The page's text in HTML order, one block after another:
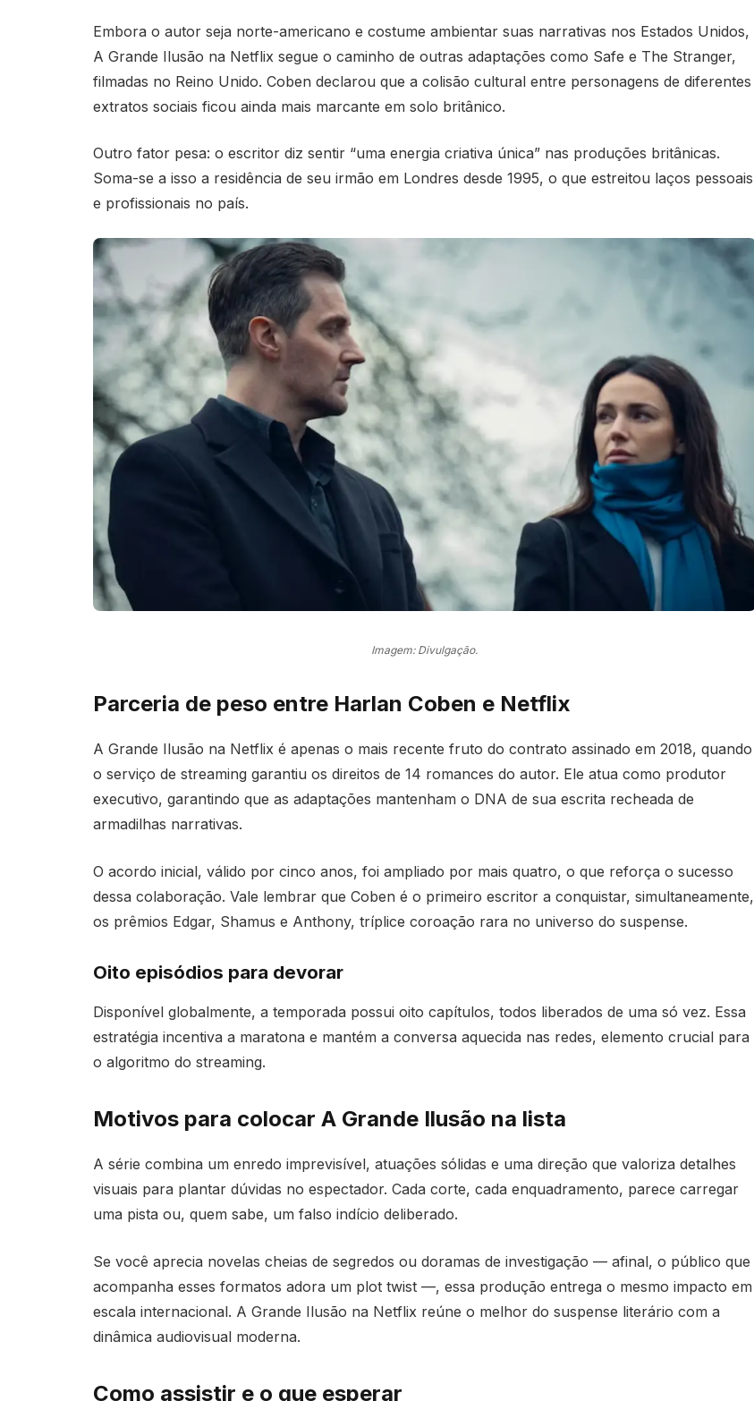
Embora o autor seja norte-americano e costume ambientar suas narrativas nos Estados Unidos,
A Grande Ilusão na Netflix segue o caminho de outras adaptações como Safe e The Stranger,
filmadas no Reino Unido. Coben declarou que a colisão cultural entre personagens de diferentes
extratos sociais ficou ainda mais marcante em solo britânico.
Outro fator pesa: o escritor diz sentir “uma energia criativa única” nas produções britânicas.
Soma-se a isso a residência de seu irmão em Londres desde 1995, o que estreitou laços pessoais
e profissionais no país.
Imagem: Divulgação.
Parceria de peso entre Harlan Coben e Netflix
A Grande Ilusão na Netflix é apenas o mais recente fruto do contrato assinado em 2018, quando
o serviço de streaming garantiu os direitos de 14 romances do autor. Ele atua como produtor
executivo, garantindo que as adaptações mantenham o DNA de sua escrita recheada de
armadilhas narrativas.
O acordo inicial, válido por cinco anos, foi ampliado por mais quatro, o que reforça o sucesso
dessa colaboração. Vale lembrar que Coben é o primeiro escritor a conquistar, simultaneamente,
os prêmios Edgar, Shamus e Anthony, tríplice coroação rara no universo do suspense.
Oito episódios para devorar
Disponível globalmente, a temporada possui oito capítulos, todos liberados de uma só vez. Essa
estratégia incentiva a maratona e mantém a conversa aquecida nas redes, elemento crucial para
o algoritmo do streaming.
Motivos para colocar A Grande Ilusão na lista
A série combina um enredo imprevisível, atuações sólidas e uma direção que valoriza detalhes
visuais para plantar dúvidas no espectador. Cada corte, cada enquadramento, parece carregar
uma pista ou, quem sabe, um falso indício deliberado.
Se você aprecia novelas cheias de segredos ou doramas de investigação — afinal, o público que
acompanha esses formatos adora um plot twist —, essa produção entrega o mesmo impacto em
escala internacional. A Grande Ilusão na Netflix reúne o melhor do suspense literário com a
dinâmica audiovisual moderna.
Como assistir e o que esperar